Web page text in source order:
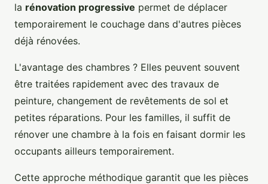
la rénovation progressive permet de déplacer
temporairement le couchage dans d'autres pièces
déjà rénovées.
L'avantage des chambres ? Elles peuvent souvent
être traitées rapidement avec des travaux de
peinture, changement de revêtements de sol et
petites réparations. Pour les familles, il suffit de
rénover une chambre à la fois en faisant dormir les
occupants ailleurs temporairement.
Cette approche méthodique garantit que les pièces